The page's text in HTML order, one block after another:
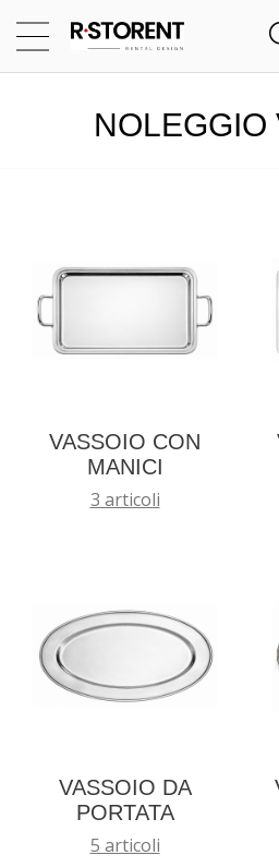
NOLEGGIO
VASSOIO CON
MANICI
3 articoli
VASSOIO DA
PORTATA
5 articoli